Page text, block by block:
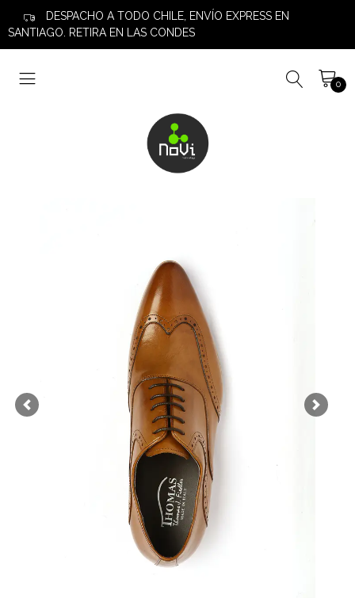
DESPACHO A TODO CHILE, ENVÍO EXPRESS EN
SANTIAGO. RETIRA EN LAS CONDES
0
Previous Next